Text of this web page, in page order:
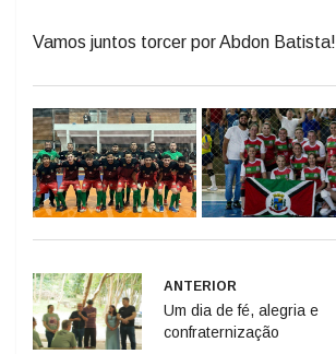
Vamos juntos torcer por Abdon Batista!
ANTERIOR
Um dia de fé, alegria e
confraternização